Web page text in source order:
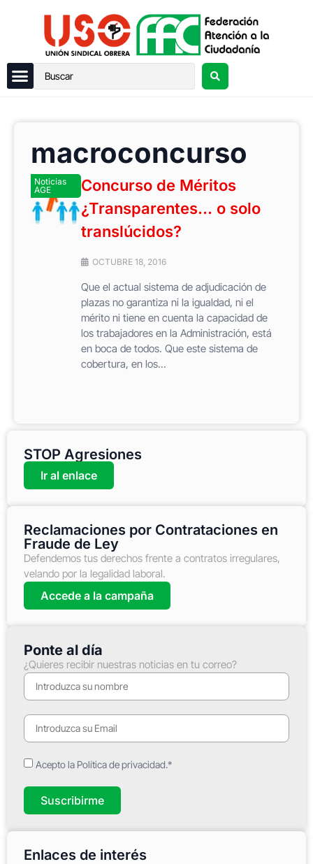
macroconcurso
Noticias
AGE
Concurso de Méritos
¿Transparentes… o solo
translúcidos?
OCTUBRE 18, 2016
Que el actual sistema de adjudicación de
plazas no garantiza ni la igualdad, ni el
mérito ni tiene en cuenta la capacidad de
los trabajadores en la Administración, está
en boca de todos. Que este sistema de
cobertura, en los...
STOP Agresiones
Ir al enlace
Reclamaciones por Contrataciones en
Fraude de Ley
Defendemos tus derechos frente a contratos irregulares,
velando por la legalidad laboral.
Accede a la campaña
Ponte al día
¿Quieres recibir nuestras noticias en tu correo?
Acepto la Política de privacidad.*
Suscribirme
Enlaces de interés